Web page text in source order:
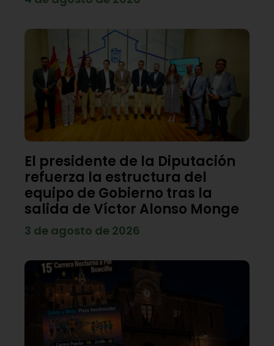
El presidente de la Diputación
refuerza la estructura del
equipo de Gobierno tras la
salida de Víctor Alonso Monge
3 de agosto de 2026